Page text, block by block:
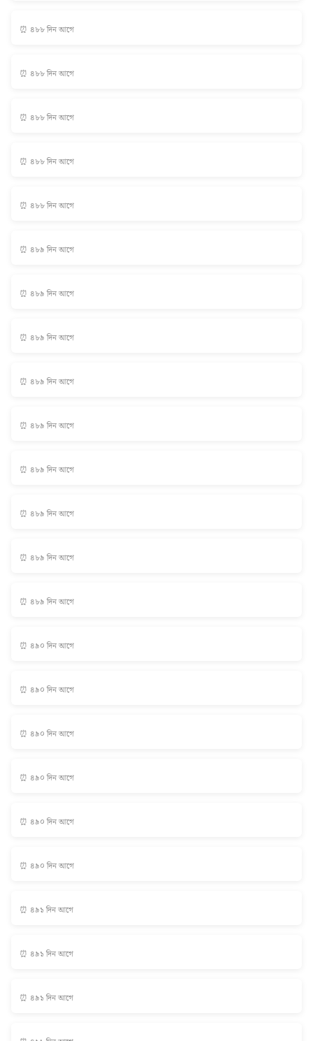
⏰ ৪৮৮ দিন আগে
⏰ ৪৮৮ দিন আগে
⏰ ৪৮৮ দিন আগে
⏰ ৪৮৮ দিন আগে
⏰ ৪৮৮ দিন আগে
⏰ ৪৮৯ দিন আগে
⏰ ৪৮৯ দিন আগে
⏰ ৪৮৯ দিন আগে
⏰ ৪৮৯ দিন আগে
⏰ ৪৮৯ দিন আগে
⏰ ৪৮৯ দিন আগে
⏰ ৪৮৯ দিন আগে
⏰ ৪৮৯ দিন আগে
⏰ ৪৮৯ দিন আগে
⏰ ৪৯০ দিন আগে
⏰ ৪৯০ দিন আগে
⏰ ৪৯০ দিন আগে
⏰ ৪৯০ দিন আগে
⏰ ৪৯০ দিন আগে
⏰ ৪৯০ দিন আগে
⏰ ৪৯১ দিন আগে
⏰ ৪৯১ দিন আগে
⏰ ৪৯১ দিন আগে